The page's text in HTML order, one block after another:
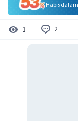
Habis dalam
1 2